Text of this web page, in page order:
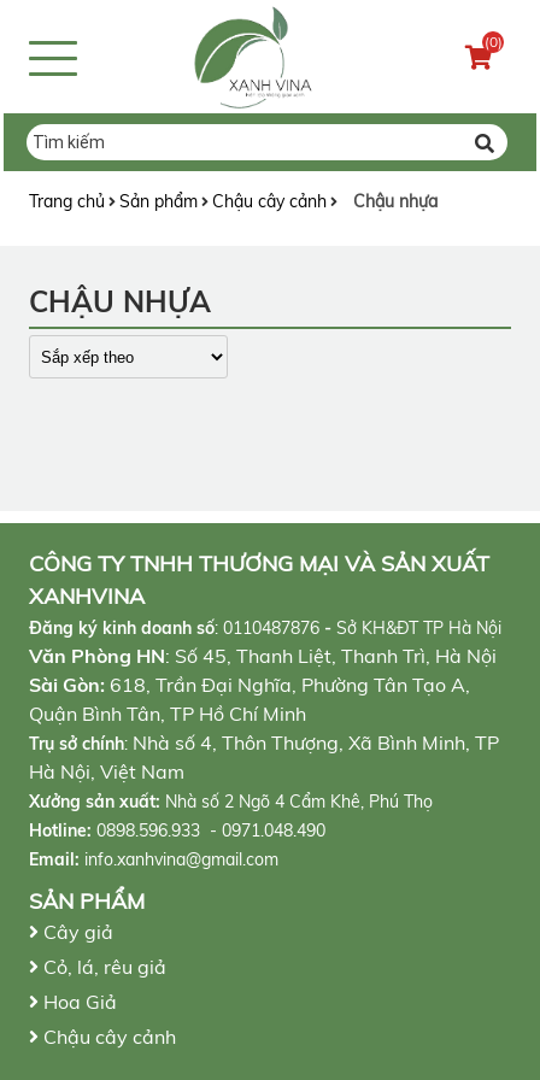
(0)
Trang chủ Sản phẩm Chậu cây cảnh Chậu nhựa
CHẬU NHỰA
CÔNG TY TNHH THƯƠNG MẠI VÀ SẢN XUẤT
XANHVINA
Đăng ký kinh doanh số: 0110487876 - Sở KH&ĐT TP Hà Nội
Văn Phòng HN: Số 45, Thanh Liệt, Thanh Trì, Hà Nội
Sài Gòn: 618, Trần Đại Nghĩa, Phường Tân Tạo A,
Quận Bình Tân, TP Hồ Chí Minh
Trụ sở chính: Nhà số 4, Thôn Thượng, Xã Bình Minh, TP
Hà Nội, Việt Nam
Xưởng sản xuất: Nhà số 2 Ngõ 4 Cẩm Khê, Phú Thọ
Hotline: 0898.596.933 - 0971.048.490
Email: info.xanhvina@gmail.com
SẢN PHẨM
Cây giả
Cỏ, lá, rêu giả
Hoa Giả
Chậu cây cảnh